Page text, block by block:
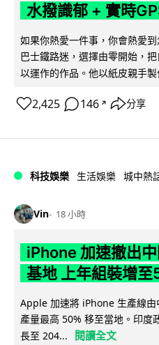
水撥識郁 + 實時
如果你熱愛一件事，你會熱愛
巴士鐵路迷，選擇由零開始，
以運作的作品。他以紙皮親手
2,425 146 ↗ 分享
科技娛樂 生活娛樂 城中熱
Vin 18 小時
iPhone 加速撤出
基地 上年組裝增
Apple 加速將 iPhone 生產線
產量最高 50% 移至當地。印度
長至 204...
閱讀全文